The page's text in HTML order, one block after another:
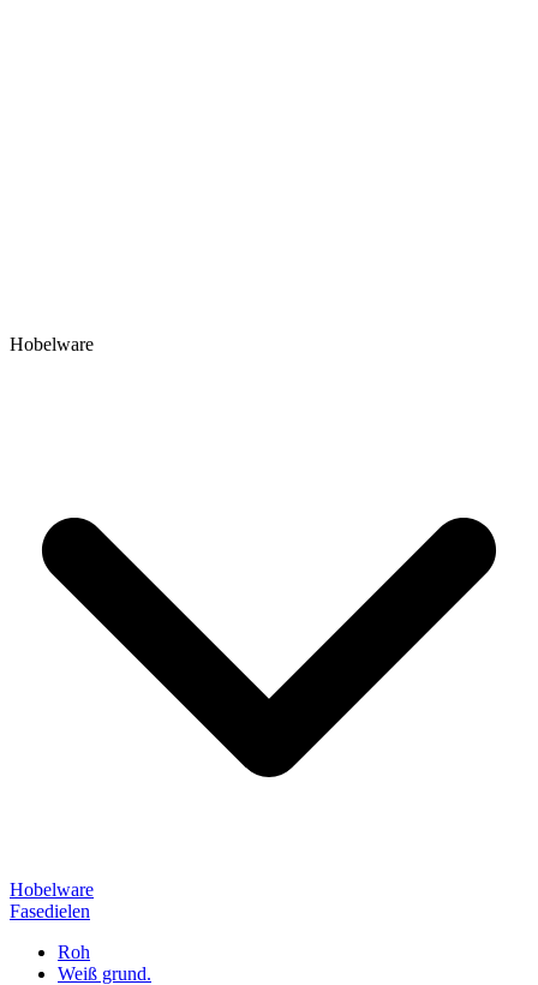
Hobelware
Hobelware
Fasedielen
Roh
Weiß grund.